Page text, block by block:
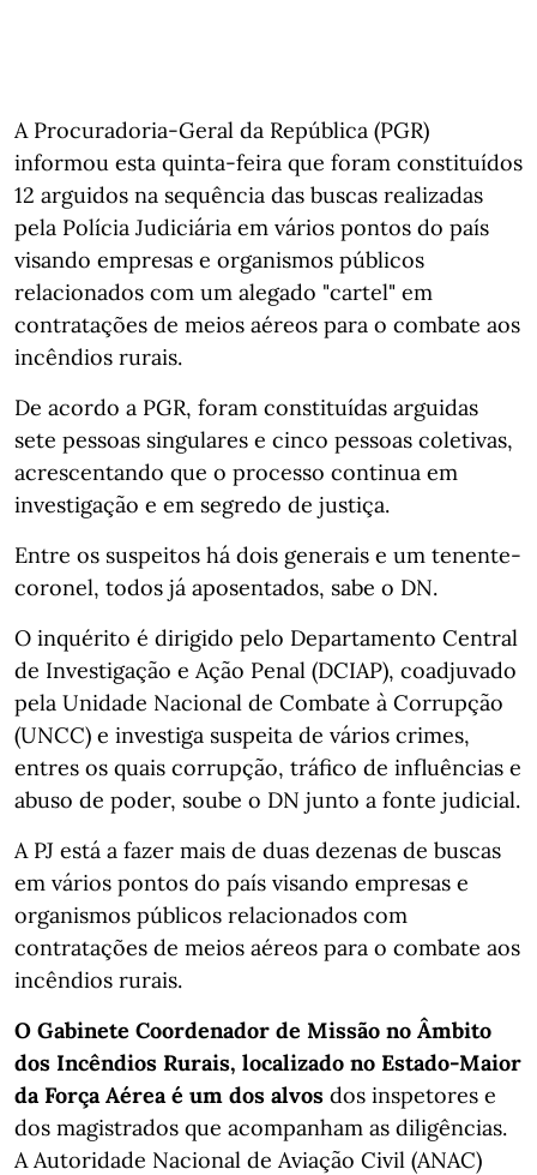
A Procuradoria-Geral da República (PGR)
informou esta quinta-feira que foram constituídos
12 arguidos na sequência das buscas realizadas
pela Polícia Judiciária em vários pontos do país
visando empresas e organismos públicos
relacionados com um alegado "cartel" em
contratações de meios aéreos para o combate aos
incêndios rurais.
De acordo a PGR, foram constituídas arguidas
sete pessoas singulares e cinco pessoas coletivas,
acrescentando que o processo continua em
investigação e em segredo de justiça.
Entre os suspeitos há dois generais e um tenente-
coronel, todos já aposentados, sabe o DN.
O inquérito é dirigido pelo Departamento Central
de Investigação e Ação Penal (DCIAP), coadjuvado
pela Unidade Nacional de Combate à Corrupção
(UNCC) e investiga suspeita de vários crimes,
entres os quais corrupção, tráfico de influências e
abuso de poder, soube o DN junto a fonte judicial.
A PJ está a fazer mais de duas dezenas de buscas
em vários pontos do país visando empresas e
organismos públicos relacionados com
contratações de meios aéreos para o combate aos
incêndios rurais.
O Gabinete Coordenador de Missão no Âmbito
dos Incêndios Rurais, localizado no Estado-Maior
da Força Aérea é um dos alvos dos inspetores e
dos magistrados que acompanham as diligências.
A Autoridade Nacional de Aviação Civil (ANAC)